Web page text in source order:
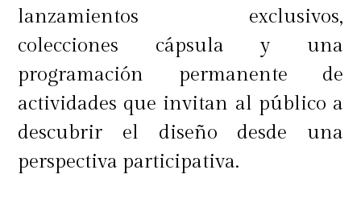
lanzamientos exclusivos,
colecciones cápsula y una
programación permanente de
actividades que invitan al público a
descubrir el diseño desde una
perspectiva participativa.